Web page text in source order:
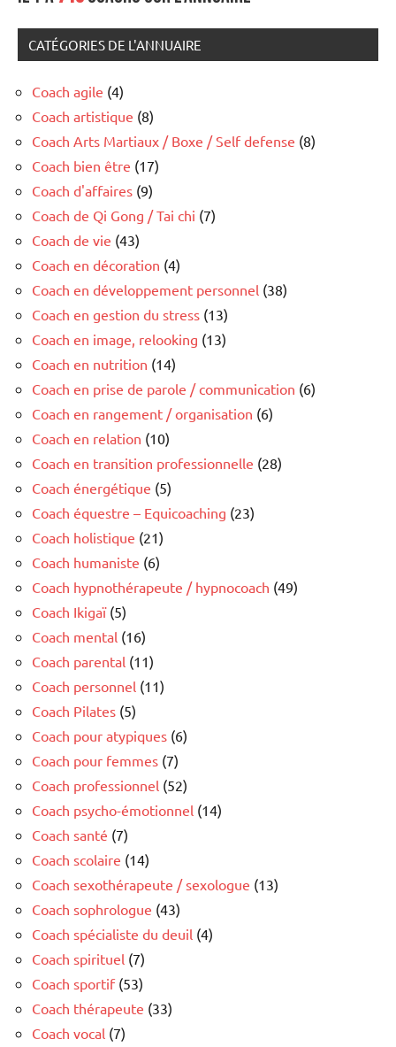
CATÉGORIES DE L'ANNUAIRE
Coach agile (4)
Coach artistique (8)
Coach Arts Martiaux / Boxe / Self defense (8)
Coach bien être (17)
Coach d'affaires (9)
Coach de Qi Gong / Tai chi (7)
Coach de vie (43)
Coach en décoration (4)
Coach en développement personnel (38)
Coach en gestion du stress (13)
Coach en image, relooking (13)
Coach en nutrition (14)
Coach en prise de parole / communication (6)
Coach en rangement / organisation (6)
Coach en relation (10)
Coach en transition professionnelle (28)
Coach énergétique (5)
Coach équestre – Equicoaching (23)
Coach holistique (21)
Coach humaniste (6)
Coach hypnothérapeute / hypnocoach (49)
Coach Ikigaï(5)
Coach mental (16)
Coach parental (11)
Coach personnel (11)
Coach Pilates (5)
Coach pour atypiques (6)
Coach pour femmes (7)
Coach professionnel (52)
Coach psycho-émotionnel (14)
Coach santé (7)
Coach scolaire (14)
Coach sexothérapeute / sexologue (13)
Coach sophrologue (43)
Coach spécialiste du deuil (4)
Coach spirituel (7)
Coach sportif(53)
Coach thérapeute (33)
Coach vocal (7)